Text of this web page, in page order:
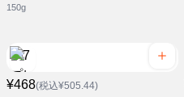
150g
¥468(税込¥505.44)